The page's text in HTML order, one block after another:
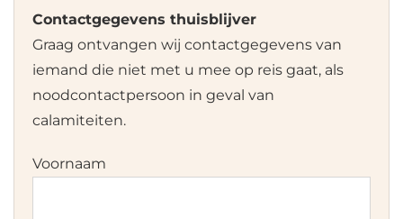
Contactgegevens thuisblijver
Graag ontvangen wij contactgegevens van
iemand die niet met u mee op reis gaat, als
noodcontactpersoon in geval van
calamiteiten.
Voornaam